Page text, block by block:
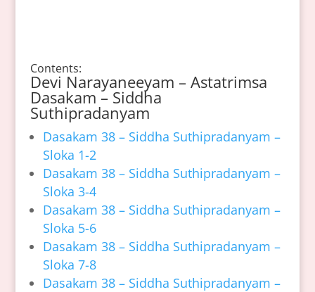
Contents:
Devi Narayaneeyam – Astatrimsa
Dasakam – Siddha
Suthipradanyam
Dasakam 38 – Siddha Suthipradanyam –
Sloka 1-2
Dasakam 38 – Siddha Suthipradanyam –
Sloka 3-4
Dasakam 38 – Siddha Suthipradanyam –
Sloka 5-6
Dasakam 38 – Siddha Suthipradanyam –
Sloka 7-8
Dasakam 38 – Siddha Suthipradanyam –